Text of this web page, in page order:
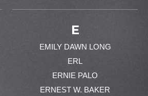
E
EMILY DAWN LONG
ERL
ERNIE PALO
ERNEST W. BAKER